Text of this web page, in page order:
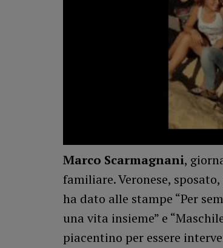
Marco Scarmagnani,
familiare. Veronese,
ha dato alle stampe “Per
una vita insieme” e
piacentino per essere